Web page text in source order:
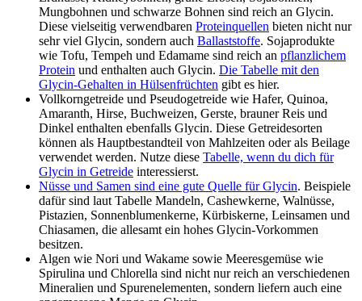
Mungbohnen und schwarze Bohnen sind reich an Glycin.
Diese vielseitig verwendbaren Proteinquellen bieten nicht nur
sehr viel Glycin, sondern auch Ballaststoffe. Sojaprodukte
wie Tofu, Tempeh und Edamame sind reich an pflanzlichem
Protein und enthalten auch Glycin. Die Tabelle mit den
Glycin-Gehalten in Hülsenfrüchten gibt es hier.
Vollkorngetreide und Pseudogetreide wie Hafer, Quinoa,
Amaranth, Hirse, Buchweizen, Gerste, brauner Reis und
Dinkel enthalten ebenfalls Glycin. Diese Getreidesorten
können als Hauptbestandteil von Mahlzeiten oder als Beilage
verwendet werden. Nutze diese Tabelle, wenn du dich für
Glycin in Getreide interessierst.
Nüsse und Samen sind eine gute Quelle für Glycin. Beispiele
dafür sind laut Tabelle Mandeln, Cashewkerne, Walnüsse,
Pistazien, Sonnenblumenkerne, Kürbiskerne, Leinsamen und
Chiasamen, die allesamt ein hohes Glycin-Vorkommen
besitzen.
Algen wie Nori und Wakame sowie Meeresgemüse wie
Spirulina und Chlorella sind nicht nur reich an verschiedenen
Mineralien und Spurenelementen, sondern liefern auch eine